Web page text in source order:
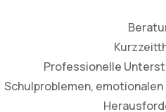
Professionelle
Schulproblemen,